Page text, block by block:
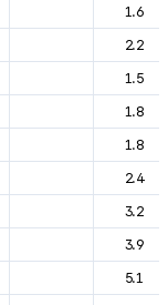
1.6
2.2
1.5
1.8
1.8
2.4
3.2
3.9
5.1